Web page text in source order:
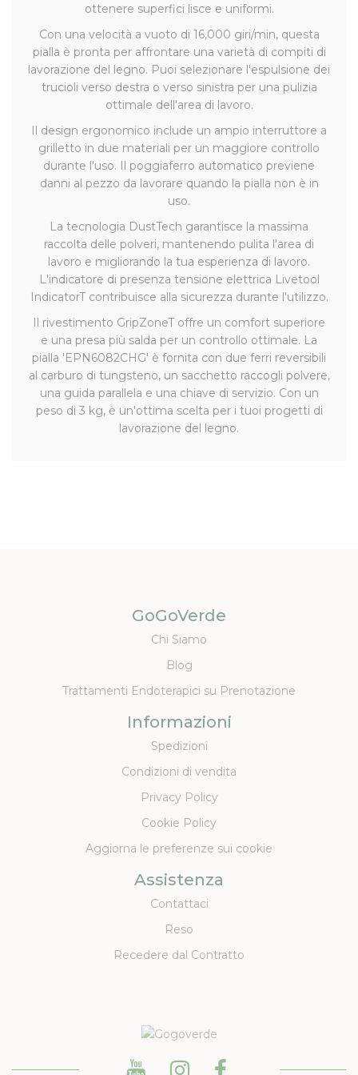
ottenere superfici lisce e uniformi.
Con una velocità a vuoto di 16,000 giri/min, questa
pialla è pronta per affrontare una varietà di compiti di
lavorazione del legno. Puoi selezionare l'espulsione dei
trucioli verso destra o verso sinistra per una pulizia
ottimale dell'area di lavoro.
Il design ergonomico include un ampio interruttore a
grilletto in due materiali per un maggiore controllo
durante l'uso. Il poggiaferro automatico previene
danni al pezzo da lavorare quando la pialla non è in
uso.
La tecnologia DustTech garantisce la massima
raccolta delle polveri, mantenendo pulita l'area di
lavoro e migliorando la tua esperienza di lavoro.
L'indicatore di presenza tensione elettrica Livetool
IndicatorT contribuisce alla sicurezza durante l'utilizzo.
Il rivestimento GripZoneT offre un comfort superiore
e una presa più salda per un controllo ottimale. La
pialla 'EPN6082CHG' è fornita con due ferri reversibili
al carburo di tungsteno, un sacchetto raccogli polvere,
una guida parallela e una chiave di servizio. Con un
peso di 3 kg, è un'ottima scelta per i tuoi progetti di
lavorazione del legno.
GoGoVerde
Chi Siamo
Blog
Trattamenti Endoterapici su Prenotazione
Informazioni
Spedizioni
Condizioni di vendita
Privacy Policy
Cookie Policy
Aggiorna le preferenze sui cookie
Assistenza
Contattaci
Reso
Recedere dal Contratto